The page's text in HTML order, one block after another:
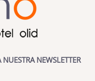
NUESTRA NEWSLETTER